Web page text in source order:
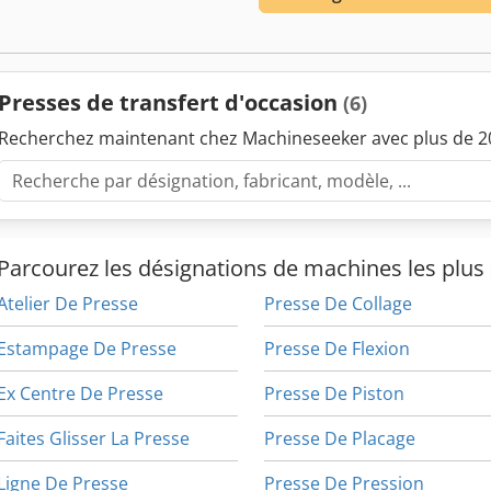
Presses de transfert d'occasion (6)
Recherchez maintenant chez Machineseeker avec plus de
Parcourez les désignations de machines les
De Presse
De Presse
Centre De Presse
Glisser La Presse
De Presse
Presse De Collage
Presse De Flexion
Presse De Piston
Presse De Placage
Presse De Pression